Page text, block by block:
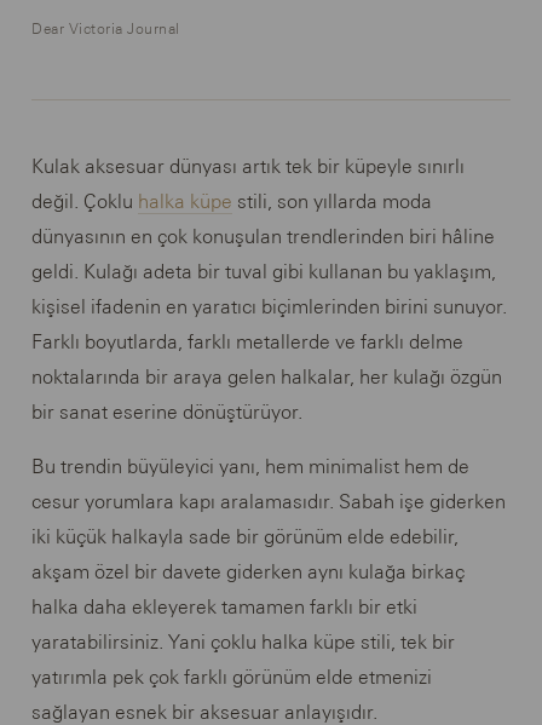
Dear Victoria Journal
Kulak aksesuar dünyası artık tek bir küpeyle sınırlı
değil. Çoklu halka küpe stili, son yıllarda moda
dünyasının en çok konuşulan trendlerinden biri hâline
geldi. Kulağı adeta bir tuval gibi kullanan bu yaklaşım,
kişisel ifadenin en yaratıcı biçimlerinden birini sunuyor.
Farklı boyutlarda, farklı metallerde ve farklı delme
noktalarında bir araya gelen halkalar, her kulağı özgün
bir sanat eserine dönüştürüyor.
Bu trendin büyüleyici yanı, hem minimalist hem de
cesur yorumlara kapı aralamasıdır. Sabah işe giderken
iki küçük halkayla sade bir görünüm elde edebilir,
akşam özel bir davete giderken aynı kulağa birkaç
halka daha ekleyerek tamamen farklı bir etki
yaratabilirsiniz. Yani çoklu halka küpe stili, tek bir
yatırımla pek çok farklı görünüm elde etmenizi
sağlayan esnek bir aksesuar anlayışıdır.